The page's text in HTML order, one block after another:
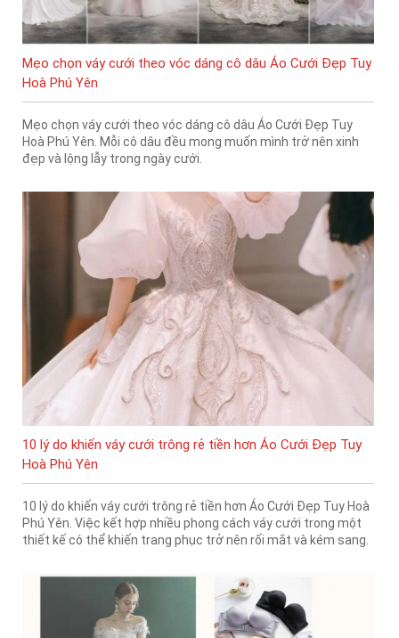
Mẹo chọn váy cưới theo vóc dáng cô dâu Áo Cưới Đẹp Tuy
Hoà Phú Yên
Mẹo chọn váy cưới theo vóc dáng cô dâu Áo Cưới Đẹp Tuy
Hoà Phú Yên. Mỗi cô dâu đều mong muốn mình trở nên xinh
đẹp và lộng lẫy trong ngày cưới.
10 lý do khiến váy cưới trông rẻ tiền hơn Áo Cưới Đẹp Tuy
Hoà Phú Yên
10 lý do khiến váy cưới trông rẻ tiền hơn Áo Cưới Đẹp Tuy Hoà
Phú Yên. Việc kết hợp nhiều phong cách váy cưới trong một
thiết kế có thể khiến trang phục trở nên rối mắt và kém sang.